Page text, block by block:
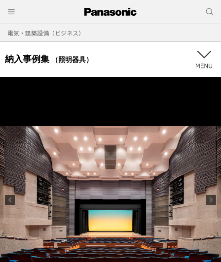
電気・建築設備（ビジネス）
納入事例集 （照明器具）